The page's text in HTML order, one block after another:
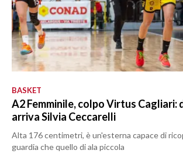
BASKET
A2 Femminile, colpo Virtus Cagliari:
arriva Silvia Ceccarelli
Alta 176 centimetri, è un'esterna capace di
guardia che quello di ala piccola